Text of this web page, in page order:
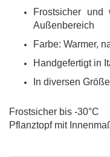
Frostsicher und
Außenbereich
Farbe: Warmer,
Handgefertigt in
In diversen
Frostsicher bis -30°C
Pflanztopf mit